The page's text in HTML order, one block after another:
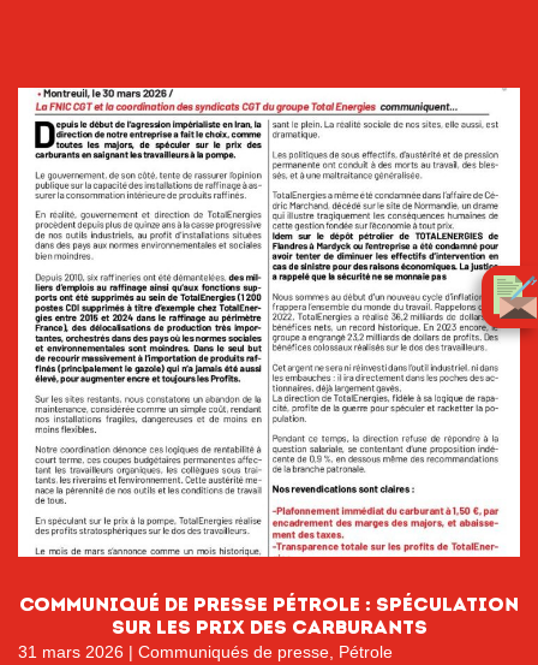
Communiqué de presse pétrole : Spéculation
sur les prix des carburants
31 mars 2026 | Communiqués de presse Pétrole